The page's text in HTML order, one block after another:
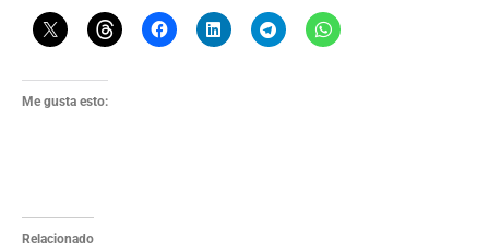
Me gusta esto:
Relacionado